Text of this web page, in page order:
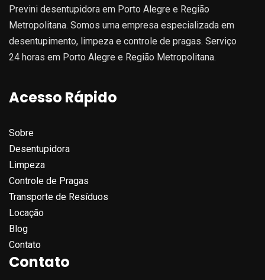
Previni desentupidora em Porto Alegre e Região
Metropolitana. Somos uma empresa especializada em
desentupimento, limpeza e controle de pragas. Serviço
24 horas em Porto Alegre e Região Metropolitana.
Acesso Rápido
Sobre
Desentupidora
Limpeza
Controle de Pragas
Transporte de Resíduos
Locação
Blog
Contato
Contato